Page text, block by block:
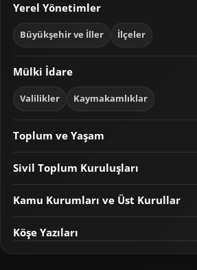
Yerel Yönetimler
Büyükşehir ve İller İlçeler
Mülki İdare
Valilikler Kaymakamlıklar
Toplum ve Yaşam
Sivil Toplum Kuruluşları
Kamu Kurumları ve Üst Kurullar
Köşe Yazıları